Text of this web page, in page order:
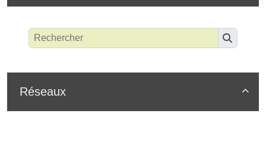

Réseaux